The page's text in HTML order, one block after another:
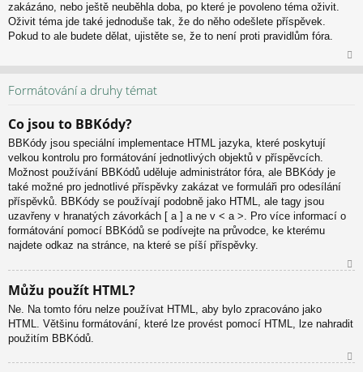
zakázáno, nebo ještě neuběhla doba, po které je povoleno téma oživit.
Oživit téma jde také jednoduše tak, že do něho odešlete příspěvek.
Pokud to ale budete dělat, ujistěte se, že to není proti pravidlům fóra.
Formátování a druhy témat
Co jsou to BBKódy?
BBKódy jsou speciální implementace HTML jazyka, které poskytují
velkou kontrolu pro formátování jednotlivých objektů v příspěvcích.
Možnost používání BBKódů uděluje administrátor fóra, ale BBKódy je
také možné pro jednotlivé příspěvky zakázat ve formuláři pro odesílání
příspěvků. BBKódy se používají podobně jako HTML, ale tagy jsou
uzavřeny v hranatých závorkách [ a ] a ne v < a >. Pro více informací o
formátování pomocí BBKódů se podívejte na průvodce, ke kterému
najdete odkaz na stránce, na které se píší příspěvky.
u
Můžu použít HTML?
Ne. Na tomto fóru nelze používat HTML, aby bylo zpracováno jako
HTML. Většinu formátování, které lze provést pomocí HTML, lze nahradit
použitím BBKódů.